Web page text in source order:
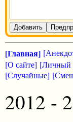
Добавить
[Главная]
[О сайте] [Личный
[Случайные]
2012 -